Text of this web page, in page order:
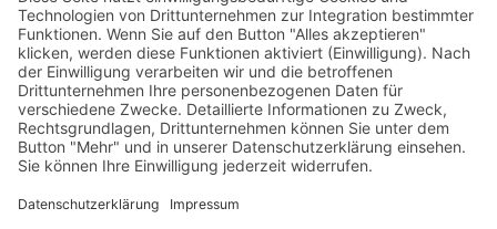
07531 / 79547
info@tierschutzheim.de
Facebook Instagram Instagram
Mitglied im Deutschen Tierschutzbund e.V.
Landestierschutzverband Baden-Württemberg
Findefix das Haustierregister